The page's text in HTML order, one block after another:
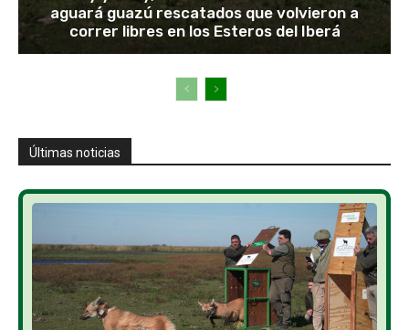
aguará guazú rescatados que volvieron a
correr libres en los Esteros del Iberá
Últimas noticias